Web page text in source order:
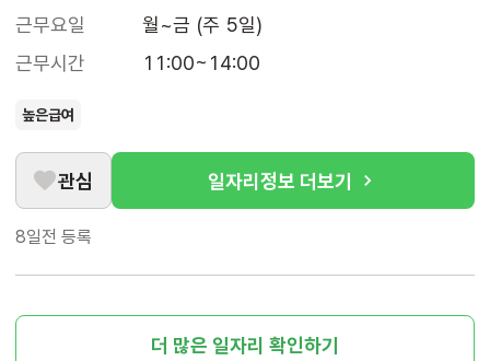
근무요일
월~금 (주 5일)
근무시간
11:00~14:00
높은급여
관심 일자리정보 더보기
8일전 등록
더 많은 일자리 확인하기